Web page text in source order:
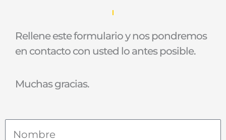
Rellene este formulario y nos pondremos
en contacto con usted lo antes posible.
Muchas gracias.